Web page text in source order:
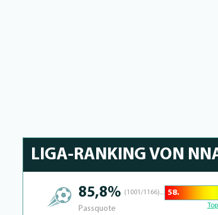
LIGA-RANKING VON
85,8% (1001/1166)
Passquote
58.